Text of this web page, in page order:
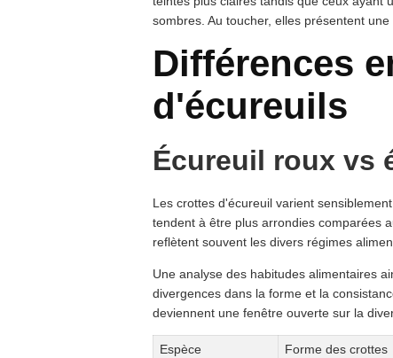
sombres. Au toucher, elles présentent
Différences
d'écureuils
Écureuil roux vs
Les crottes d'écureuil varient
tendent à être plus arrondies comparées
reflètent souvent les divers régimes
Une analyse des habitudes alimentaires
divergences dans la forme et la
deviennent une fenêtre ouverte sur la
Espèce Forme des crottes